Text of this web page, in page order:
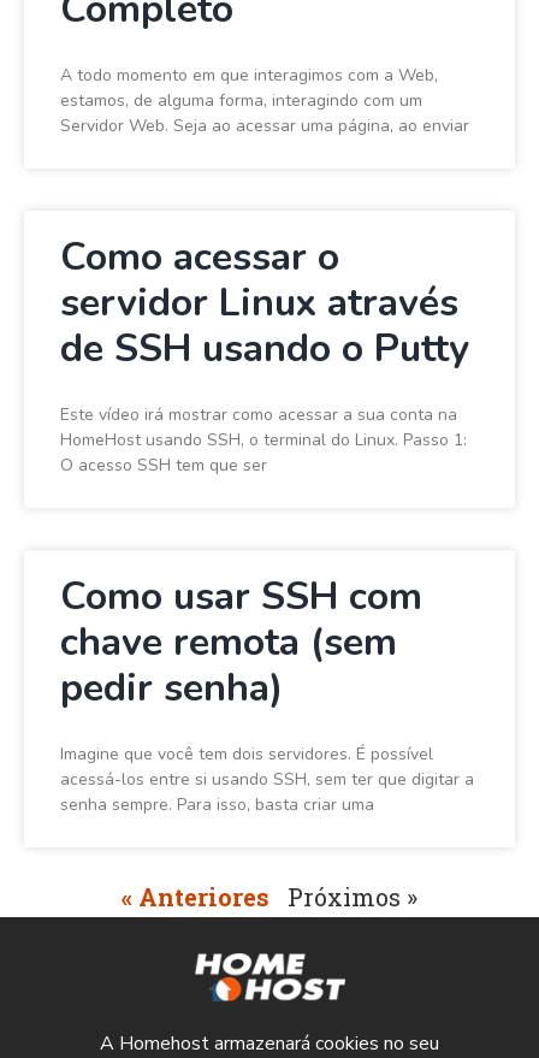
A todo momento em que interagimos com a Web,
estamos, de alguma forma, interagindo com um
Servidor Web. Seja ao acessar uma página, ao enviar
Como acessar o
servidor Linux através
de SSH usando o Putty
Este vídeo irá mostrar como acessar a sua conta na
HomeHost usando SSH, o terminal do Linux. Passo 1:
O acesso SSH tem que ser
Como usar SSH com
chave remota (sem
pedir senha)
Imagine que você tem dois servidores. É possível
acessá-los entre si usando SSH, sem ter que digitar a
senha sempre. Para isso, basta criar uma
« Anteriores Próximos »
A Homehost armazenará cookies no seu